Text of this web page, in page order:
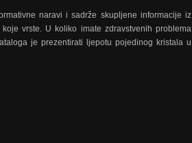
naravi i sadrže skupljene informacije iz
vrste. U koliko imate zdravstvenih problema
je prezentirati ljepotu pojedinog kristala u